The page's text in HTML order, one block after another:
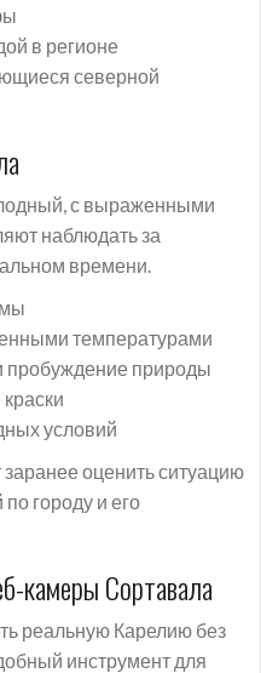
в регионе
северной
с выраженными
наблюдать за
времени.
температурами
пробуждение природы
условий
оценить ситуацию
городу и его
камеры Сортавала
реальную Карелию без
инструмент для